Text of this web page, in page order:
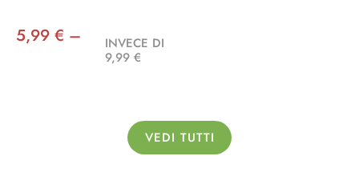
5,99 € –
INVECE DI
9,99 €
VEDI TUTTI